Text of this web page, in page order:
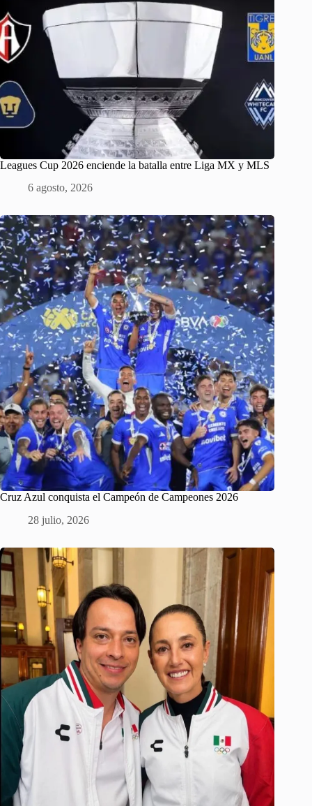
Leagues Cup 2026 enciende la batalla entre Liga MX y MLS
6 agosto, 2026
Cruz Azul conquista el Campeón de Campeones 2026
28 julio, 2026